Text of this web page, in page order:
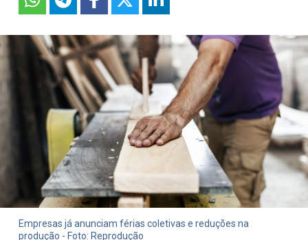
Empresas já anunciam férias coletivas e reduções na
produção - Foto: Reprodução